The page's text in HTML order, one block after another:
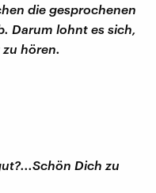
die gesprochenen
Darum lohnt es sich,
hören.
Dich zu